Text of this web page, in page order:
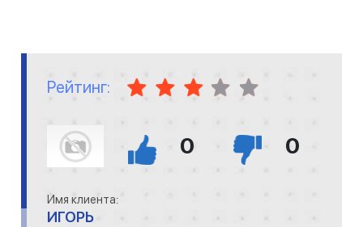
Рейтинг:
0 0
Имя клиента:
ИГОРЬ